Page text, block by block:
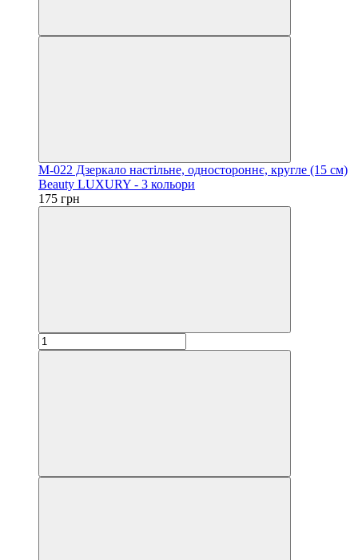
M-022 Дзеркало настільне, одностороннє, кругле (15 см)
Beauty LUXURY - 3 кольори
175 грн